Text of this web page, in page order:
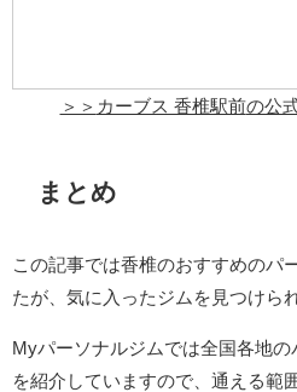
＞＞ カーブス 香椎駅前の公
まとめ
この記事では香椎のおすすめのパ
たが、気に入ったジムを見つけら
Myパーソナルジムでは全国各地
を紹介していますので、通える範